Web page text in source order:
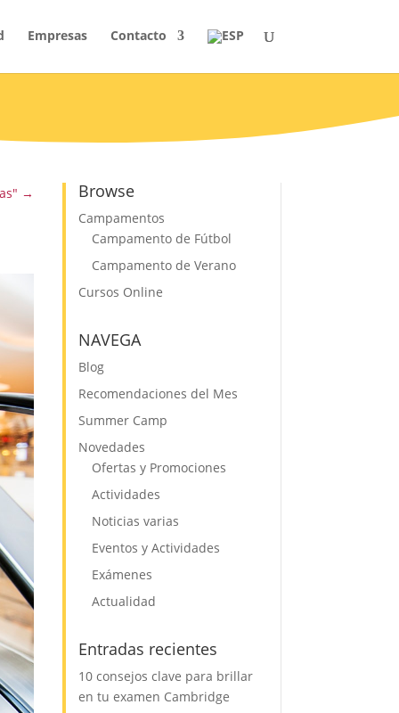
Empresas Contacto
→ Browse
Campamentos
Campamento de Fútbol
Campamento de Verano
Cursos Online
NAVEGA
Blog
Recomendaciones del Mes
Summer Camp
Novedades
Ofertas y Promociones
Actividades
Noticias varias
Eventos y Actividades
Exámenes
Actualidad
Entradas recientes
10 consejos clave para brillar
en tu examen Cambridge